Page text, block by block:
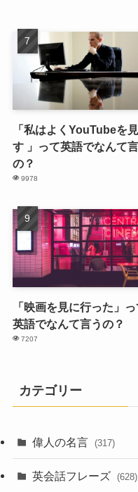
「私はよくYouTubeを
す 」って英語でなんて
の？
9978
「映画を見に行った」っ
英語でなんて言うの？
7207
カテゴリー
偉人の名言 (317)
英会話フレーズ (628)